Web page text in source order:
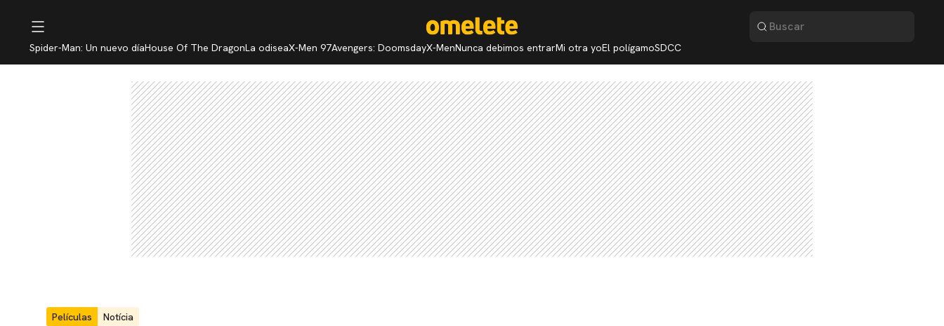
Spider-Man: Un nuevo díaHouse Of The DragonLa odiseaX-Men 97Avengers: DoomsdayX-MenNunca debimos entrarMi otra yoEl polígamoSDCC
Películas Notícia